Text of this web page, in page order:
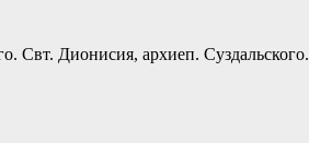
Свт. Дионисия, архиеп. Суздальского.